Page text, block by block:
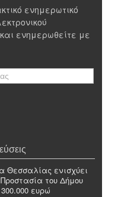
ενημερωτικό
ενημερωθείτε με
Θεσσαλίας ενισχύει
Προστασία του Δήμου
ευρώ